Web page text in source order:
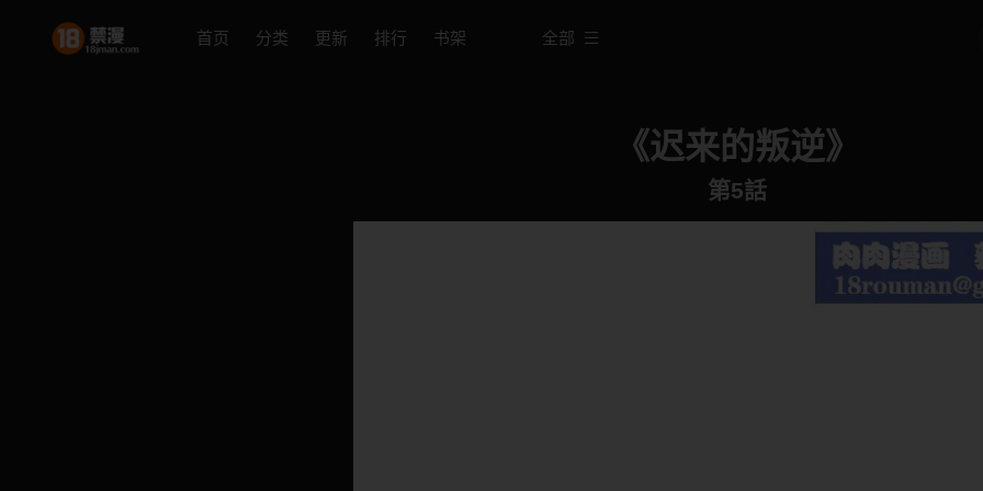
首页 分类 更新 排行 书架 全部
《迟来的叛逆》
第5話